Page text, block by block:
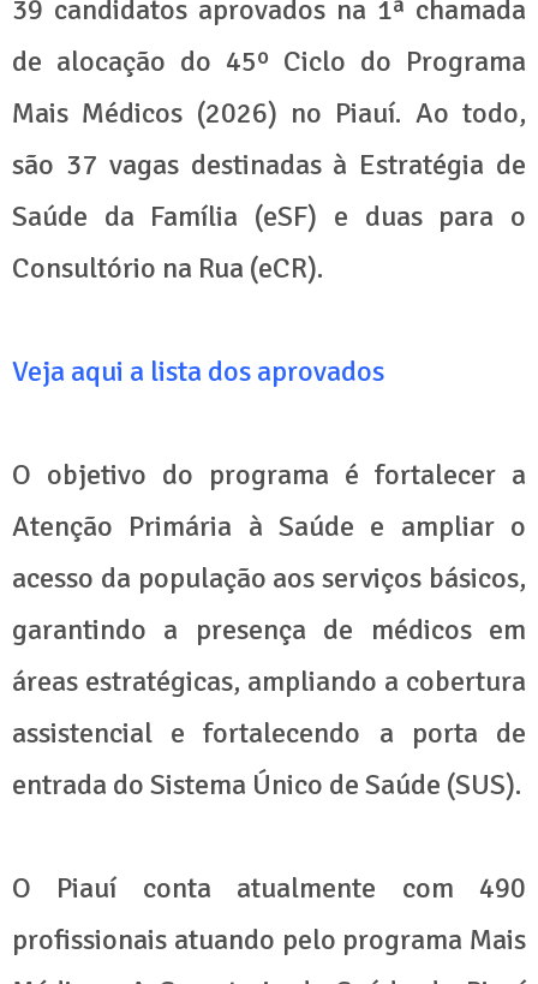
39 candidatos aprovados na 1ª chamada
de alocação do 45º Ciclo do Programa
Mais Médicos (2026) no Piauí. Ao todo,
são 37 vagas destinadas à Estratégia de
Saúde da Família (eSF) e duas para o
Consultório na Rua (eCR).
Veja aqui a lista dos aprovados
O objetivo do programa é fortalecer a
Atenção Primária à Saúde e ampliar o
acesso da população aos serviços básicos,
garantindo a presença de médicos em
áreas estratégicas, ampliando a cobertura
assistencial e fortalecendo a porta de
entrada do Sistema Único de Saúde (SUS).
O Piauí conta atualmente com 490
profissionais atuando pelo programa Mais